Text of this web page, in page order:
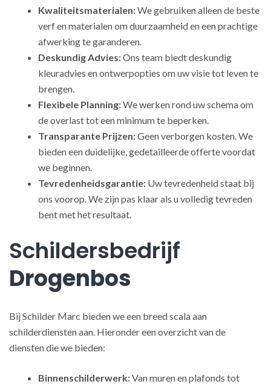
Kwaliteitsmaterialen:We gebruiken alleen de beste
verf en materialen om duurzaamheid en een prachtige
afwerking te garanderen.
Deskundig Advies:Ons team biedt deskundig
kleuradvies en ontwerpopties om uw visie tot leven te
brengen.
Flexibele Planning:We werken rond uw schema om
de overlast tot een minimum te beperken.
Transparante Prijzen:Geen verborgen kosten. We
bieden een duidelijke, gedetailleerde offerte voordat
we beginnen.
Tevredenheidsgarantie: Uw tevredenheid staat bij
ons voorop. We zijn pas klaar als u volledig tevreden
bent met het resultaat.
Schildersbedrijf
Drogenbos
Bij Schilder Marc bieden we een breed scala aan
schilderdiensten aan. Hieronder een overzicht van de
diensten die we bieden:
Binnenschilderwerk:Van muren en plafonds tot